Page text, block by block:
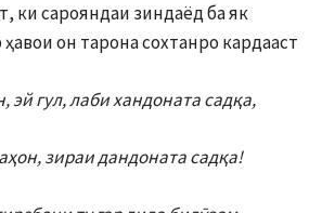
ки сарояндаи зиндаёд ба як
он тарона сохтанро кардааст
эй гул, лаби хандоната садқа,
зираи дандоната садқа!